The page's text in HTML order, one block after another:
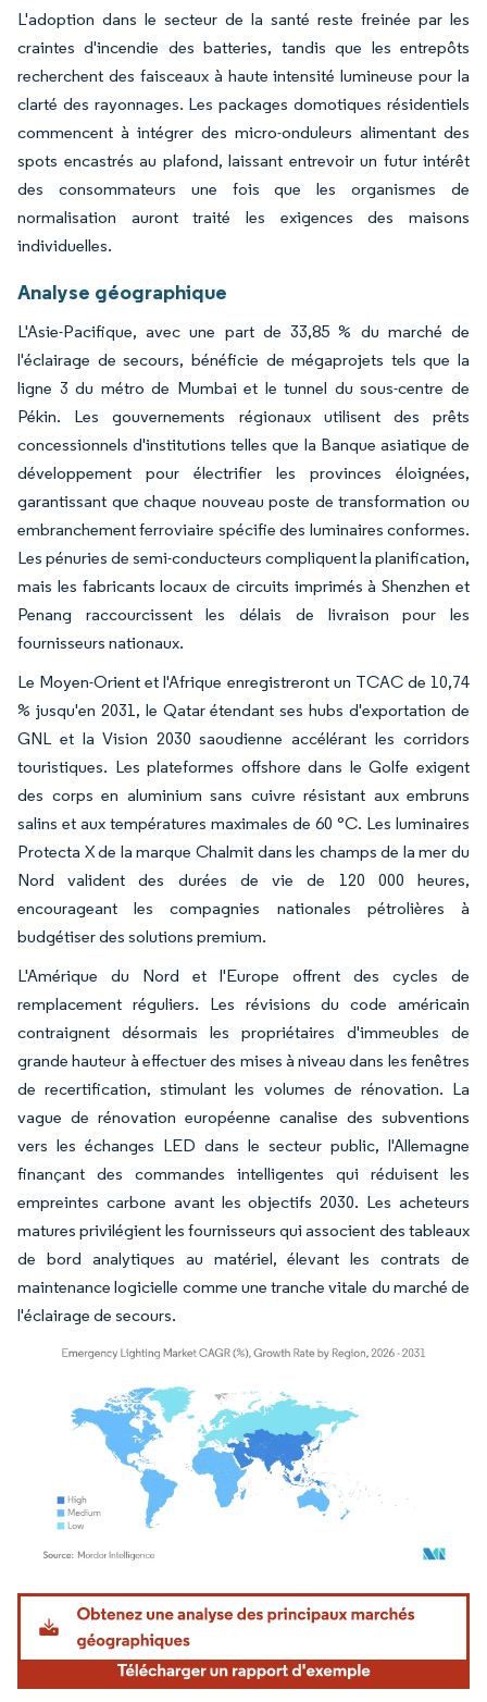
L'adoption dans le secteur de la santé reste freinée par les
craintes d'incendie des batteries, tandis que les entrepôts
recherchent des faisceaux à haute intensité lumineuse pour la
clarté des rayonnages. Les packages domotiques résidentiels
commencent à intégrer des micro-onduleurs alimentant des
spots encastrés au plafond, laissant entrevoir un futur intérêt
des consommateurs une fois que les organismes de
normalisation auront traité les exigences des maisons
individuelles.
Analyse géographique
L'Asie-Pacifique, avec une part de 33,85 % du marché de
l'éclairage de secours, bénéficie de mégaprojets tels que la
ligne 3 du métro de Mumbai et le tunnel du sous-centre de
Pékin. Les gouvernements régionaux utilisent des prêts
concessionnels d'institutions telles que la Banque asiatique de
développement pour électrifier les provinces éloignées,
garantissant que chaque nouveau poste de transformation ou
embranchement ferroviaire spécifie des luminaires conformes.
Les pénuries de semi-conducteurs compliquent la planification,
mais les fabricants locaux de circuits imprimés à Shenzhen et
Penang raccourcissent les délais de livraison pour les
fournisseurs nationaux.
Le Moyen-Orient et l'Afrique enregistreront un TCAC de 10,74
% jusqu'en 2031, le Qatar étendant ses hubs d'exportation de
GNL et la Vision 2030 saoudienne accélérant les corridors
touristiques. Les plateformes offshore dans le Golfe exigent
des corps en aluminium sans cuivre résistant aux embruns
salins et aux températures maximales de 60 °C. Les luminaires
Protecta X de la marque Chalmit dans les champs de la mer du
Nord valident des durées de vie de 120 000 heures,
encourageant les compagnies nationales pétrolières à
budgétiser des solutions premium.
L'Amérique du Nord et l'Europe offrent des cycles de
remplacement réguliers. Les révisions du code américain
contraignent désormais les propriétaires d'immeubles de
grande hauteur à effectuer des mises à niveau dans les fenêtres
de recertification, stimulant les volumes de rénovation. La
vague de rénovation européenne canalise des subventions
vers les échanges LED dans le secteur public, l'Allemagne
finançant des commandes intelligentes qui réduisent les
empreintes carbone avant les objectifs 2030. Les acheteurs
matures privilégient les fournisseurs qui associent des tableaux
de bord analytiques au matériel, élevant les contrats de
maintenance logicielle comme une tranche vitale du marché de
l'éclairage de secours.
Image © Mordor Intelligence. La réutilisation nécessite une attribution sous CC BY